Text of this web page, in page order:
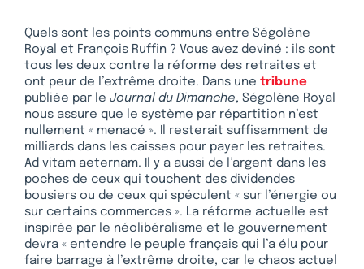
Quels sont les points communs entre Ségolène
Royal et François Ruffin ? Vous avez deviné : ils sont
tous les deux contre la réforme des retraites et
ont peur de l’extrême droite. Dans une tribune
publiée par le Journal du Dimanche, Ségolène Royal
nous assure que le système par répartition n’est
nullement « menacé ». Il resterait suffisamment de
milliards dans les caisses pour payer les retraites.
Ad vitam aeternam. Il y a aussi de l’argent dans les
poches de ceux qui touchent des dividendes
bousiers ou de ceux qui spéculent « sur l’énergie ou
sur certains commerces ». La réforme actuelle est
inspirée par le néolibéralisme et le gouvernement
devra « entendre le peuple français qui l’a élu pour
faire barrage à l’extrême droite, car le chaos actuel